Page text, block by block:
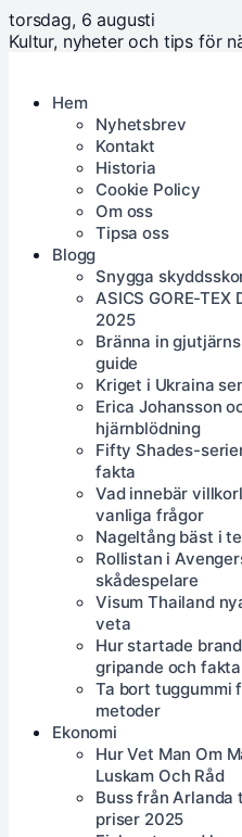
torsdag, 6 augusti
Kultur, nyheter och tips för
Hem
Nyhetsbrev
Kontakt
Historia
Cookie Policy
Om oss
Tipsa oss
Blogg
Snygga
ASICS GORE-
2025
Bränna in
guide
Kriget i Ukraina
Erica Johansson
hjärnblödning
Fifty Shades-
fakta
Vad innebär
vanliga frågor
Nageltång bäst i
Rollistan i
skådespelare
Visum Thailand
veta
Hur startade
gripande och fakta
Ta bort tuggummi
metoder
Ekonomi
Hur Vet Man Om
Luskam Och Råd
Buss från Arlanda
priser 2025